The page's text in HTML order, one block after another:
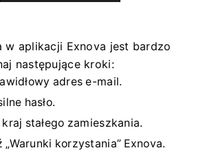
w aplikacji Exnova jest bardzo
następujące kroki:
adres e-mail.
hasło.
stałego zamieszkania.
„Warunki korzystania” Exnova.